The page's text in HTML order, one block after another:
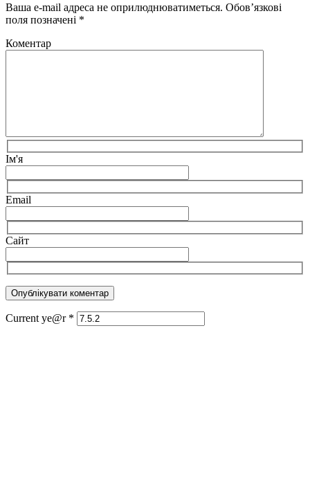
Ваша e-mail адреса не оприлюднюватиметься. Обов’язкові
поля позначені *
Коментар
Ім'я
Email
Сайт
Current ye@r *